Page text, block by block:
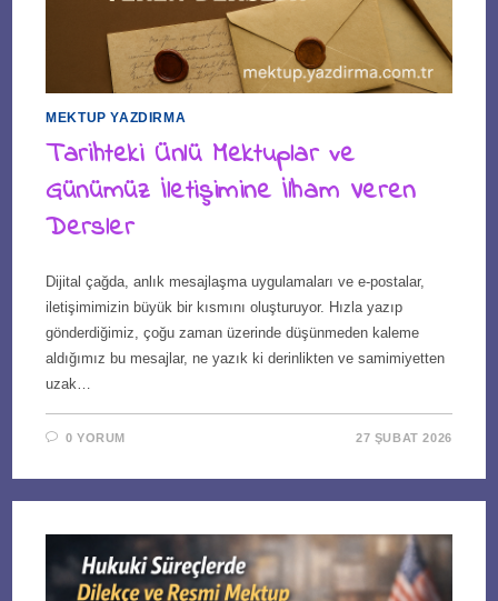
MEKTUP YAZDIRMA
Tarihteki Ünlü Mektuplar ve
Günümüz İletişimine İlham Veren
Dersler
Dijital çağda, anlık mesajlaşma uygulamaları ve e-postalar,
iletişimimizin büyük bir kısmını oluşturuyor. Hızla yazıp
gönderdiğimiz, çoğu zaman üzerinde düşünmeden kaleme
aldığımız bu mesajlar, ne yazık ki derinlikten ve samimiyetten
uzak…
0 YORUM 27 ŞUBAT 2026